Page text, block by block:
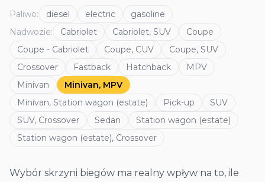
Paliwo: diesel electric
gasoline
Nadwozie: Cabriolet Cabriolet, SUV
Coupe
Coupe - Cabriolet
Coupe, CUV
Coupe, SUV
Crossover
Fastback Hatchback
MPV
Minivan
Minivan, MPV
Minivan, Station wagon (estate)
Pick-up
SUV
SUV, Crossover
Sedan
Station wagon (estate)
Station wagon (estate), Crossover
Wybór skrzyni biegów ma realny wpływ na to, ile